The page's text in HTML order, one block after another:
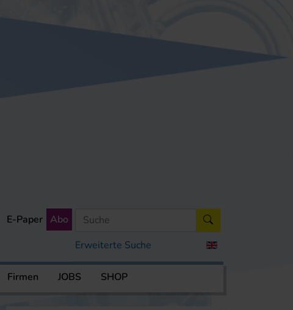
Erweiterte Suche
E-Paper Abo
Firmen JOBS SHOP